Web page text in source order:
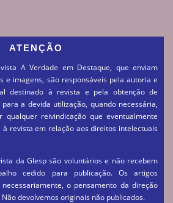
ATENÇÃO
A Verdade em Destaque, que enviam
e imagens, são responsáveis pela autoria e
destinado à revista e pela obtenção de
a devida utilização, quando necessária,
qualquer reivindicação que eventualmente
revista em relação aos direitos intelectuais
da Glesp são voluntários e não recebem
cedido para publicação. Os artigos
o pensamento da direção
devolvemos originais não publicados.